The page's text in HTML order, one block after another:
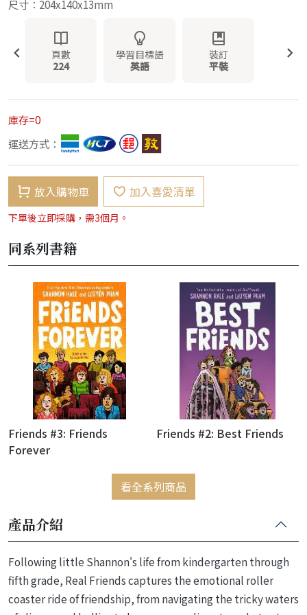
尺寸：204x140x13mm
頁數
224
學習目標語
英語
裝訂
平裝
庫存=0
運送方式：
放入購物車 加入喜愛清單
下單後立即採購，需3個月。
同系列書籍
Friends #3: Friends
Forever
Friends #2: Best Friends
看全系列商品
產品介紹
Following little Shannon's life from kindergarten through
fifth grade, Real Friends captures the emotional roller
coaster ride of friendship, from navigating the tricky waters